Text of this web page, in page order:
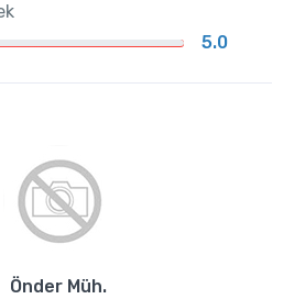
5.0
Önder Müh.